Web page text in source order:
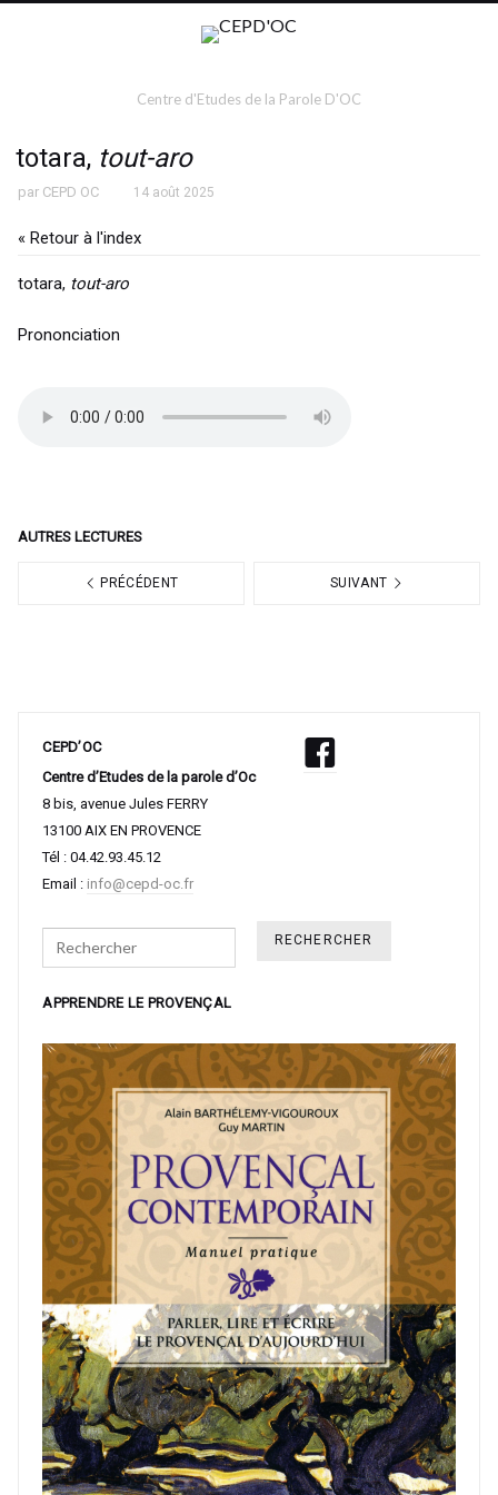
Centre d'Etudes de la Parole D'OC
totara, tout-aro
par CEPD OC 14 août 2025
« Retour à l'index
totara, tout-aro
Prononciation
AUTRES LECTURES
PRÉCÉDENT SUIVANT
CEPD’OC
Centre d’Etudes de la parole d’Oc
8 bis, avenue Jules FERRY
13100 AIX EN PROVENCE
Tél : 04.42.93.45.12
Email : info@cepd-oc.fr
Search
APPRENDRE LE PROVENÇAL